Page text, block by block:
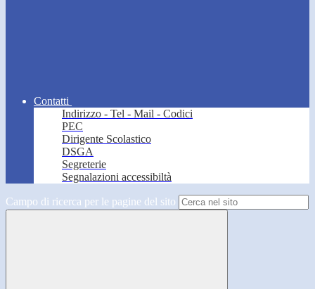
Contatti
Indirizzo - Tel - Mail - Codici
PEC
Dirigente Scolastico
DSGA
Segreterie
Segnalazioni accessibiltà
Campo di ricerca per le pagine del sito